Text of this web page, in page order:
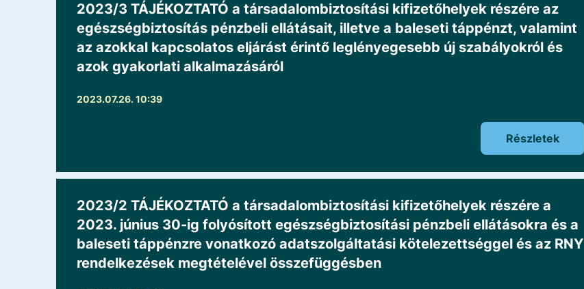
2023/3 TÁJÉKOZTATÓ a társadalombiztosítási kifizetőhelyek részére az
egészségbiztosítás pénzbeli ellátásait, illetve a baleseti táppénzt, valamint
az azokkal kapcsolatos eljárást érintő leglényegesebb új szabályokról és
azok gyakorlati alkalmazásáról
2023.07.26. 10:39
Részletek
2023/2 TÁJÉKOZTATÓ a társadalombiztosítási kifizetőhelyek részére a
2023. június 30-ig folyósított egészségbiztosítási pénzbeli ellátásokra és a
baleseti táppénzre vonatkozó adatszolgáltatási kötelezettséggel és az RNY
rendelkezések megtételével összefüggésben